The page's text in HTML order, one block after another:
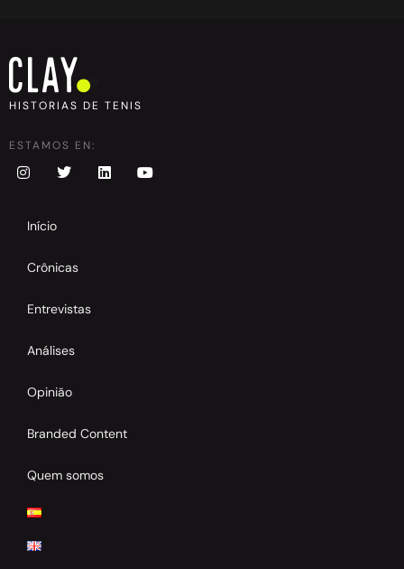
HISTORIAS DE TENIS
ESTAMOS EN:
Início
Crônicas
Entrevistas
Análises
Opinião
Branded Content
Quem somos